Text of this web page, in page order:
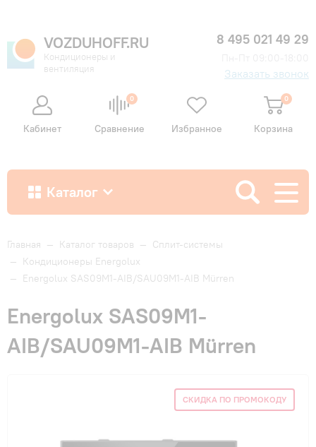
VOZDUHOFF.RU
Кондиционеры и
вентиляция
8 495 021 49 29
Заказать звонок
Кабинет
0
Сравнение Избранное
0
Корзина
Каталог
Как купить
Доставка и оплата
Гарантия и сервис
Главная — Каталог товаров — Сплит-системы
— Кондиционеры Energolux
— Energolux SAS09M1-AIB/SAU09M1-AIB Mürren
Energolux SAS09M1-
AIB/SAU09M1-AIB Mürren
СКИДКА ПО ПРОМОКОДУ